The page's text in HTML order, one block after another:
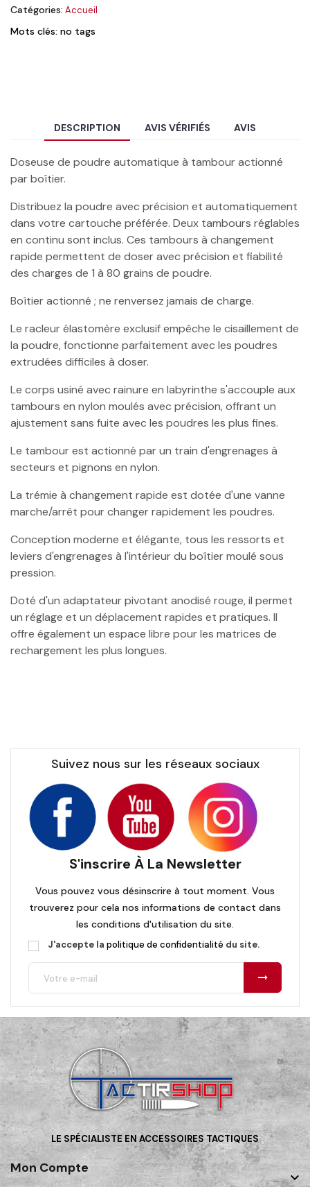
Catégories: Accueil
Mots clés: no tags
DESCRIPTION AVIS VÉRIFIÉS AVIS
Doseuse de poudre automatique à tambour actionné
par boîtier.
Distribuez la poudre avec précision et automatiquement
dans votre cartouche préférée. Deux tambours réglables
en continu sont inclus. Ces tambours à changement
rapide permettent de doser avec précision et fiabilité
des charges de 1 à 80 grains de poudre.
Boîtier actionné ; ne renversez jamais de charge.
Le racleur élastomère exclusif empêche le cisaillement de
la poudre, fonctionne parfaitement avec les poudres
extrudées difficiles à doser.
Le corps usiné avec rainure en labyrinthe s'accouple aux
tambours en nylon moulés avec précision, offrant un
ajustement sans fuite avec les poudres les plus fines.
Le tambour est actionné par un train d'engrenages à
secteurs et pignons en nylon.
La trémie à changement rapide est dotée d'une vanne
marche/arrêt pour changer rapidement les poudres.
Conception moderne et élégante, tous les ressorts et
leviers d'engrenages à l'intérieur du boîtier moulé sous
pression.
Doté d'un adaptateur pivotant anodisé rouge, il permet
un réglage et un déplacement rapides et pratiques. Il
offre également un espace libre pour les matrices de
rechargement les plus longues.
Suivez nous sur les réseaux sociaux
S'inscrire À La Newsletter
Vous pouvez vous désinscrire à tout moment. Vous
trouverez pour cela nos informations de contact dans
les conditions d'utilisation du site.
J'accepte la politique de confidentialité du site.
LE SPÉCIALISTE EN ACCESSOIRES TACTIQUES
Mon Compte
